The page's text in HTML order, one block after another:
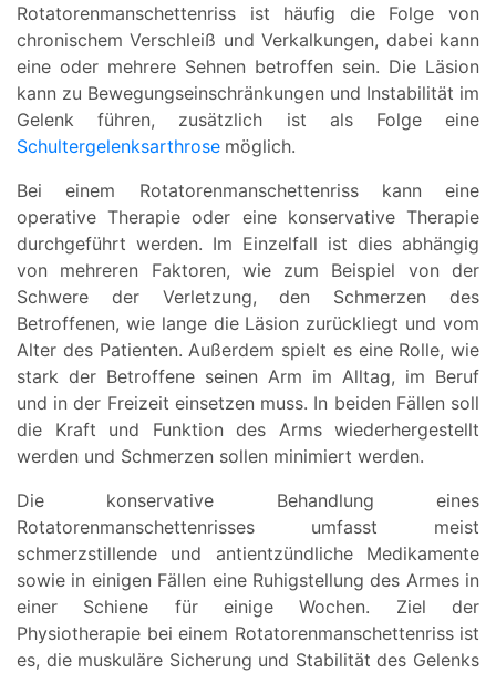
Rotatorenmanschettenriss ist häufig die Folge von
chronischem Verschleiß und Verkalkungen, dabei kann
eine oder mehrere Sehnen betroffen sein. Die Läsion
kann zu Bewegungseinschränkungen und Instabilität im
Gelenk führen, zusätzlich ist als Folge eine
Schultergelenksarthrose möglich.
Bei einem Rotatorenmanschettenriss kann eine
operative Therapie oder eine konservative Therapie
durchgeführt werden. Im Einzelfall ist dies abhängig
von mehreren Faktoren, wie zum Beispiel von der
Schwere der Verletzung, den Schmerzen des
Betroffenen, wie lange die Läsion zurückliegt und vom
Alter des Patienten. Außerdem spielt es eine Rolle, wie
stark der Betroffene seinen Arm im Alltag, im Beruf
und in der Freizeit einsetzen muss. In beiden Fällen soll
die Kraft und Funktion des Arms wiederhergestellt
werden und Schmerzen sollen minimiert werden.
Die konservative Behandlung eines
Rotatorenmanschettenrisses umfasst meist
schmerzstillende und antientzündliche Medikamente
sowie in einigen Fällen eine Ruhigstellung des Armes in
einer Schiene für einige Wochen. Ziel der
Physiotherapie bei einem Rotatorenmanschettenriss ist
es, die muskuläre Sicherung und Stabilität des Gelenks